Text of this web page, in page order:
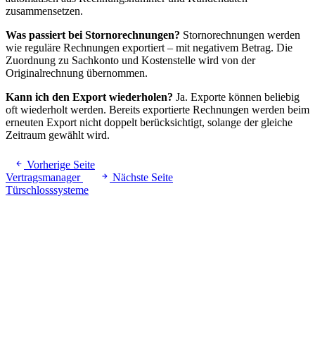
zusammensetzen.
Was passiert bei Stornorechnungen? Stornorechnungen werden
wie reguläre Rechnungen exportiert – mit negativem Betrag. Die
Zuordnung zu Sachkonto und Kostenstelle wird von der
Originalrechnung übernommen.
Kann ich den Export wiederholen? Ja. Exporte können beliebig
oft wiederholt werden. Bereits exportierte Rechnungen werden beim
erneuten Export nicht doppelt berücksichtigt, solange der gleiche
Zeitraum gewählt wird.
Vorherige Seite
Vertragsmanager
Nächste Seite
Türschlosssysteme